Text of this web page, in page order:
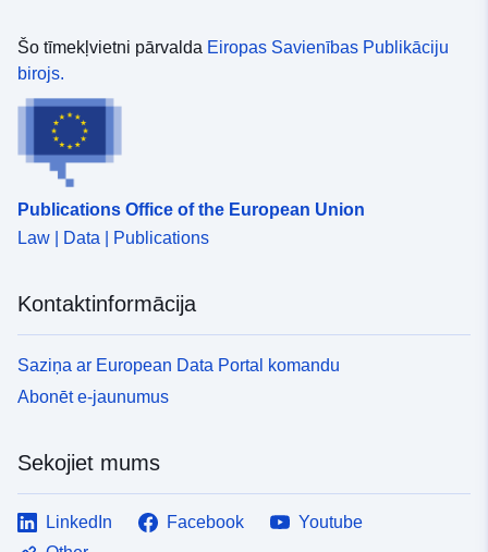
Šo tīmekļvietni pārvalda Eiropas Savienības Publikāciju
birojs.
Publications Office of the European Union
Law | Data | Publications
Kontaktinformācija
Saziņa ar European Data Portal komandu
Abonēt e-jaunumus
Sekojiet mums
LinkedIn Facebook
Youtube